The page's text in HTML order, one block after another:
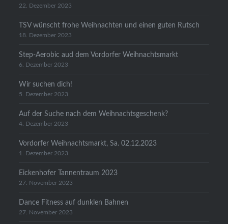
22. Dezember 2023
TSV wünscht frohe Weihnachten und einen guten Rutsch
18. Dezember 2023
Step-Aerobic aud dem Vordorfer Weihnachtsmarkt
6. Dezember 2023
Wir suchen dich!
5. Dezember 2023
Auf der Suche nach dem Weihnachtsgeschenk?
4. Dezember 2023
Vordorfer Weihnachtsmarkt, Sa. 02.12.2023
1. Dezember 2023
Eickenhofer Tannentraum 2023
27. November 2023
Dance Fitness auf dunklen Bahnen
27. November 2023